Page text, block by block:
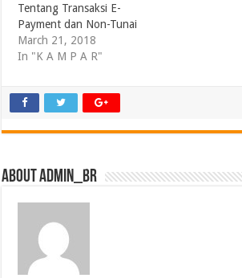
Tentang Transaksi E-
Payment dan Non-Tunai
March 21, 2018
In "K A M P A R"
About admin_br